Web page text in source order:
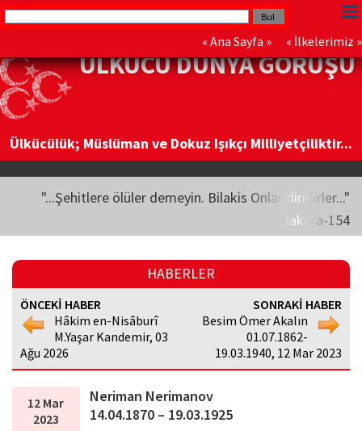
« Ana Sayfa » « İlkelerimiz »
ÜLKÜCÜ DÜNYA GÖRÜŞÜ
Ülkücülük; Müslüman ve Dokuz Işıkçı Milliyetçiliktir...
"...Şehitlere ölüler demeyin. Bilakis Onlar diridirler..."
Bakara-154
HABERLER
ÖNCEKİ HABER
Hâkim en-Nisâburî
M.Yaşar Kandemir, 03
Ağu 2026
SONRAKİ HABER
Besim Ömer Akalın
01.07.1862-
19.03.1940, 12 Mar 2023
12 Mar
2023
Neriman Nerimanov
14.04.1870 – 19.03.1925